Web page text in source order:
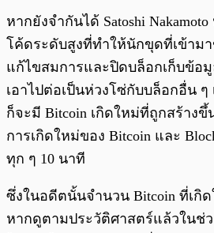
หากยังจำกันได้ Satoshi
โค้ดระดับสูงที่ทำให้นักขุดที่เข้าม
แก้ไขสมการและปิดบล็อกเก็บข้อ
เอาไปต่อเป็นห่วงโซ่กับบล็อกอื่น
ก็จะมี Bitcoin เกิดใหม่ที่ถูกสร้าง
การเกิดใหม่ของ Bitcoin และ
ทุก ๆ 10 นาที
ซึ่งในอดีตนั้นจำนวน Bitcoin ที่เกิ
หากดูตามประวัติศาสตร์แล้วในช่